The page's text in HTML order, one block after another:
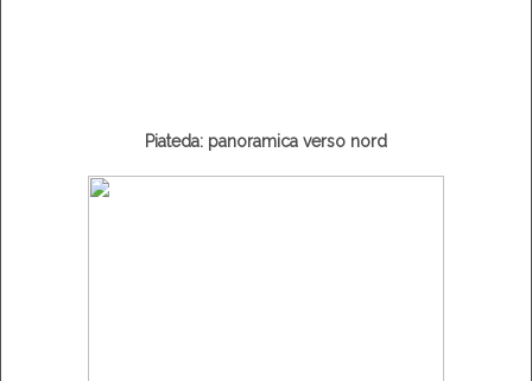
Piateda: panoramica verso nord